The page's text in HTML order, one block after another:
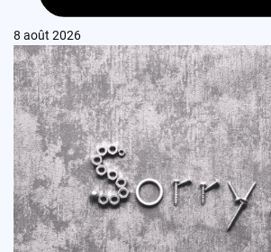
8 août 2026